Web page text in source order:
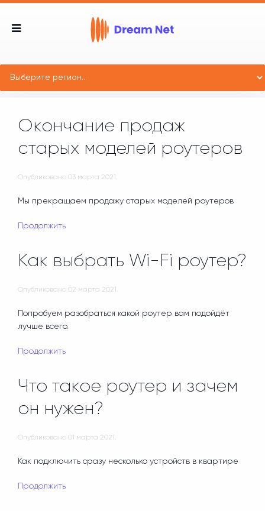
Окончание продаж
старых моделей роутеров
Опубликовано 03 марта 2021 .
Мы прекращаем продажу старых моделей роутеров
Продолжить
Как выбрать Wi-Fi роутер?
Опубликовано 02 марта 2021 .
Попробуем разобраться какой роутер вам подойдёт
лучше всего.
Продолжить
Что такое роутер и зачем
он нужен?
Опубликовано 01 марта 2021 .
Как подключить сразу несколько устройств в квартире
Продолжить